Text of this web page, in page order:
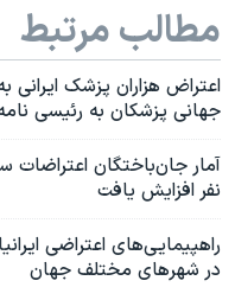
مطالب مرتبط
اعتراض هزاران پزشک
جهانی پزشکان به رئیسی
نفر افزایش یافت
راهپیمایی‌های اعتراضی
در شهرهای مختلف جهان